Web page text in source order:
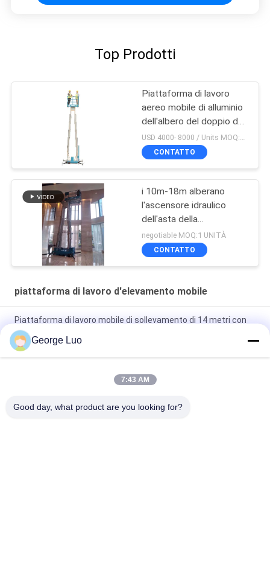
Top Prodotti
Piattaforma di lavoro
aereo mobile di alluminio
dell'albero del doppio da
14 m. Working Height
Compact
USD 4000- 8000 / Units MOQ:1 UNITÀ
CONTATTO
i 10m-18m alberano
l'ascensore idraulico
dell'asta della
piattaforma di lavoro
aereo di altezza della
piattaforma
negotiable MOQ:1 UNITÀ
CONTATTO
piattaforma di lavoro d'elevamento mobile
Piattaforma di lavoro mobile di sollevamento di 14 metri con
capacità di carico di 320 kg
Piattaforma di sollevamento a forbici da 12 m JLG Genie
Stessa prestazione Piattaforma di sollevamento a forbici
George Luo
7:43 AM
Good day, what product are you looking for?